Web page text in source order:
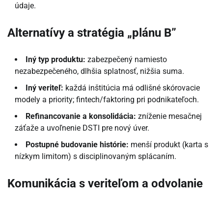
údaje.
Alternatívy a stratégia „plánu B”
Iný typ produktu: zabezpečený namiesto
nezabezpečeného, dlhšia splatnosť, nižšia suma.
Iný veriteľ: každá inštitúcia má odlišné skórovacie
modely a priority; fintech/faktoring pri podnikateľoch.
Refinancovanie a konsolidácia: zníženie mesačnej
záťaže a uvoľnenie DSTI pre nový úver.
Postupné budovanie histórie: menší produkt (karta s
nízkym limitom) s disciplinovaným splácaním.
Komunikácia s veriteľom a odvolanie